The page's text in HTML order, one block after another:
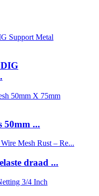
50mm ...
draad ...